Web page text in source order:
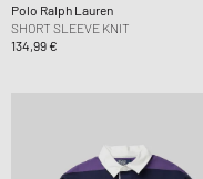
Polo Ralph Lauren
SHORT SLEEVE KNIT
134,99 €